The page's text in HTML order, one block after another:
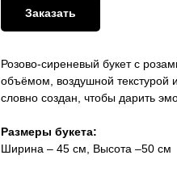
Заказать
Розово-сиреневый букет с
объёмом, воздушной текстурой
словно создан, чтобы дарить
Размеры букета:
Ширина – 45 см, Высота –50 см